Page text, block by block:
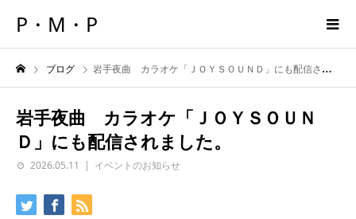
P・M・P
ブログ 岩手夜曲 カラオケ「ＪＯＹＳＯＵＮＤ」にも配信されました。
岩手夜曲 カラオケ「ＪＯＹＳＯＵＮ
Ｄ」にも配信されました。
2026.05.11 イベントのお知らせ